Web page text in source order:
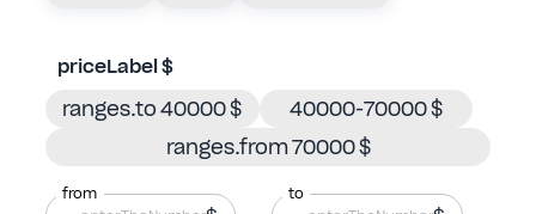
priceLabel $
ranges.to 40000 $
40000-70000 $
ranges.from 70000 $
from to